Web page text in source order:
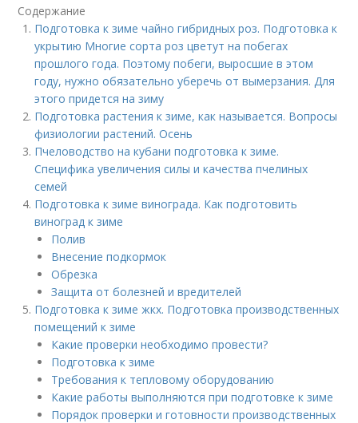
Содержание
Подготовка к зиме чайно гибридных роз. Подготовка к
укрытию Многие сорта роз цветут на побегах
прошлого года. Поэтому побеги, выросшие в этом
году, нужно обязательно уберечь от вымерзания. Для
этого придется на зиму
Подготовка растения к зиме, как называется. Вопросы
физиологии растений. Осень
Пчеловодство на кубани подготовка к зиме.
Специфика увеличения силы и качества пчелиных
семей
Подготовка к зиме винограда. Как подготовить
виноград к зиме
Полив
Внесение подкормок
Обрезка
Защита от болезней и вредителей
Подготовка к зиме жкх. Подготовка производственных
помещений к зиме
Какие проверки необходимо провести?
Подготовка к зиме
Требования к тепловому оборудованию
Какие работы выполняются при подготовке к зиме
Порядок проверки и готовности производственных